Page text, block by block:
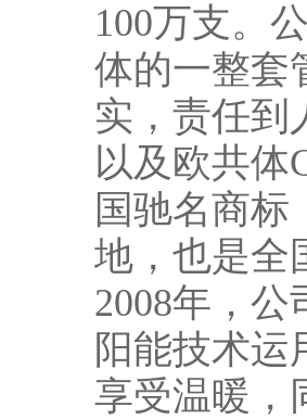
100万支。
体的一整套
实，责任到
以及欧共体
国驰名商标
地，也是全
2008年，
阳能技术
享受温暖，